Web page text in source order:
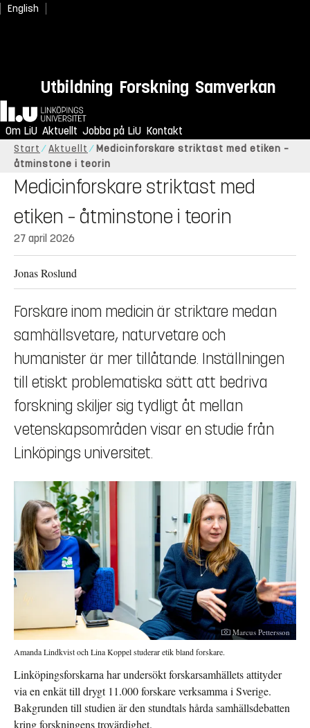
English
Utbildning Forskning Samverkan
Hem
Om LiU Aktuellt Jobba på LiU Kontakt
Start Aktuellt
Medicinforskare striktast med etiken –
åtminstone i teorin
Medicinforskare striktast med
etiken – åtminstone i teorin
27 april 2026
Jonas Roslund
Forskare inom medicin är striktare medan
samhällsvetare, naturvetare och
humanister är mer tillåtande. Inställningen
till etiskt problematiska sätt att bedriva
forskning skiljer sig tydligt åt mellan
vetenskapsområden visar en studie från
Linköpings universitet.
Fotograf:
Marcus Pettersson
Amanda Lindkvist och Lina Koppel studerar etik bland forskare.
Linköpingsforskarna har undersökt forskarsamhällets attityder
via en enkät till drygt 11.000forskare verksamma i Sverige.
Bakgrunden till studien är den stundtals hårda samhällsdebatten
kring forskningens trovärdighet.